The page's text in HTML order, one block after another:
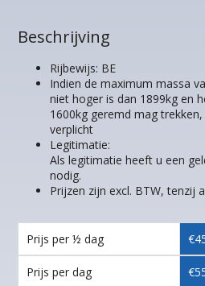
Beschrijving
Rijbewijs: BE
Indien de maximum massa
niet hoger is dan 1899kg en
1600kg geremd mag
verplicht
Legitimatie:
Als legitimatie heeft u een
nodig.
Prijzen zijn excl. BTW, tenzij
Prijs per ½ dag
Prijs per dag